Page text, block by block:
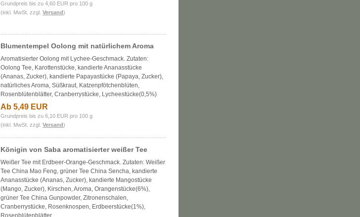
Grundpreis bis zu 4,60 EUR pro 100 g
(inkl. MwSt. zzgl.Versand)
Blumentempel Oolong mit natürlichem Aroma
Aromatisierter Oolong mit Lychee-Geschmack. Zutaten:
Oolong Tee, Karottenstücke, kandierte Ananasstücke
(Ananas, Zucker), kandierte Papayastücke (Papaya, Zucker),
natürliches Aroma, Süßkraut, Katzenpfötchenblüten,
Rosenblütenblätter, Cranberrystücke, Lycheestücke(0,5%)
Ab 5,49 EUR
Grundpreis bis zu 6,10 EUR pro 100 g
(inkl. MwSt. zzgl.Versand)
Königin von Saba aromatisierter weißer Tee
Weißer Tee mit Erdbeer-Orange-Geschmack. Zutaten: Weißer
Tee China Mao Feng, grüner Tee China Sencha, kandierte
Ananasstücke (Ananas, Zucker), kandierte Mangostücke
(Mango, Zucker), Kirschen, Aroma, Orangenstücke(6%),
grüner Tee China Gunpowder, Zitronenschalen,
Cranberrystücke, Rosenknospen, Erdbeerstücke(1%),
Rosenblütenblätter